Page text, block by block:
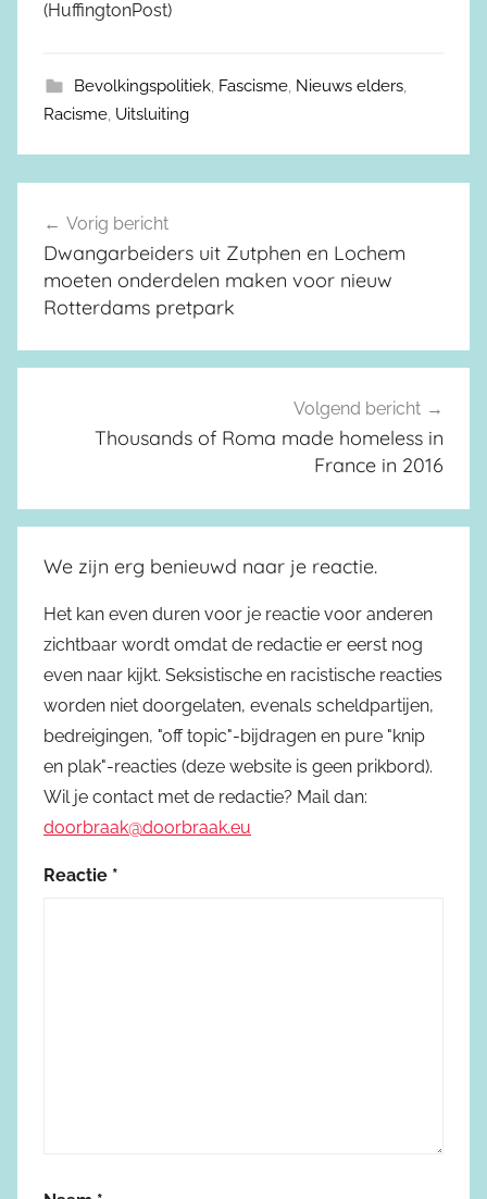
(HuffingtonPost)
Bevolkingspolitiek, Fascisme, Nieuws elders,
Racisme, Uitsluiting
Berichtnavigatie
Vorig bericht
Dwangarbeiders uit Zutphen en Lochem
moeten onderdelen maken voor nieuw
Rotterdams pretpark
Volgend bericht
Thousands of Roma made homeless in
France in 2016
We zijn erg benieuwd naar je reactie.
Het kan even duren voor je reactie voor anderen
zichtbaar wordt omdat de redactie er eerst nog
even naar kijkt. Seksistische en racistische reacties
worden niet doorgelaten, evenals scheldpartijen,
bedreigingen, "off topic"-bijdragen en pure "knip
en plak"-reacties (deze website is geen prikbord).
Wil je contact met de redactie? Mail dan:
doorbraak@doorbraak.eu
Reactie *